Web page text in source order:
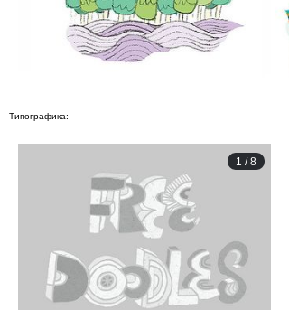
Типографика:
1 /8